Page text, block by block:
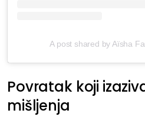
A post shared by Aïsha
Povratak koji
mišljenja